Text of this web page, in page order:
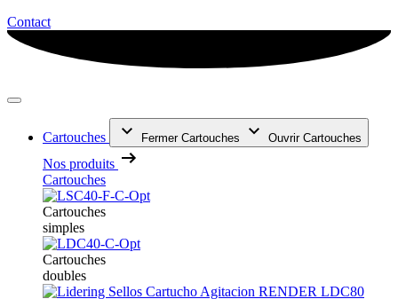
Contact
Cartouches Fermer Cartouches Ouvrir Cartouches
Nos produits
Cartouches
Cartouches
simples
Cartouches
doubles